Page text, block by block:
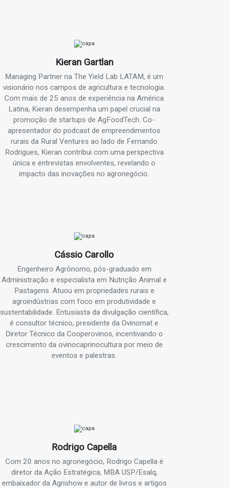
Kieran Gartlan
Managing Partner na The Yield Lab LATAM, é um
visionário nos campos de agricultura e tecnologia.
Com mais de 25 anos de experiência na América
Latina, Kieran desempenha um papel crucial na
promoção de startups de AgFoodTech. Co-
apresentador do podcast de empreendimentos
rurais da Rural Ventures ao lado de Fernando
Rodrigues, Kieran contribui com uma perspectiva
única e entrevistas envolventes, revelando o
impacto das inovações no agronegócio.
Cássio Carollo
Engenheiro Agrônomo, pós-graduado em
Administração e especialista em Nutrição Animal e
Pastagens. Atuou em propriedades rurais e
agroindústrias com foco em produtividade e
sustentabilidade. Entusiasta da divulgação científica,
é consultor técnico, presidente da Ovinomat e
Diretor Técnico da Cooperovinos, incentivando o
crescimento da ovinocaprinocultura por meio de
eventos e palestras.
Rodrigo Capella
Com 20 anos no agronegócio, Rodrigo Capella é
diretor da Ação Estratégica, MBA USP/Esalq,
embaixador da Agrishow e autor de livros e artigos